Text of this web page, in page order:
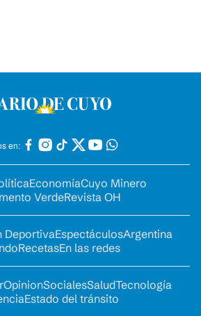
en:
EconomíaCuyo Minero
VerdeRevista OH
DeportivaEspectáculosArgentina
RecetasEn las redes
OpinionSocialesSaludTecnología
Estado del tránsito